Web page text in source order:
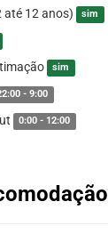
até 12 anos) sim
sim
- 9:00
0:00 - 12:00